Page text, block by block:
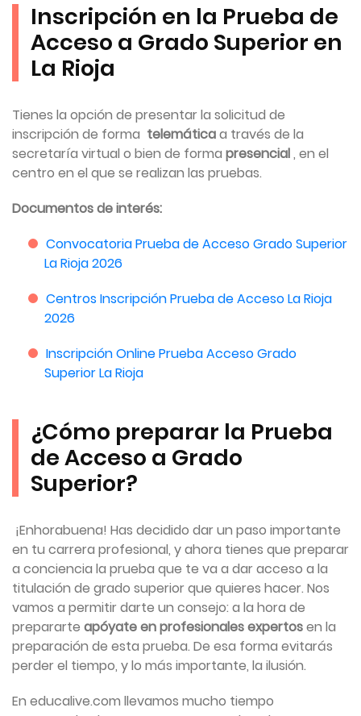
Inscripción en la Prueba de
Acceso a Grado Superior en
La Rioja
Tienes la opción de presentar la solicitud de
inscripción de forma telemáticaa través de la
secretaría virtual o bien de forma presencial, en el
centro en el que se realizan las pruebas.
Documentos de interés:
Convocatoria Prueba de Acceso Grado Superior
La Rioja 2026
Centros Inscripción Prueba de Acceso La Rioja
2026
Inscripción Online Prueba Acceso Grado
Superior La Rioja
¿Cómo preparar la Prueba
de Acceso a Grado
Superior?
¡Enhorabuena! Has decidido dar un paso importante
en tu carrera profesional, y ahora tienes que preparar
a conciencia la prueba que te va a dar acceso a la
titulación de grado superior que quieres hacer. Nos
vamos a permitir darte un consejo: a la hora de
prepararte apóyate en profesionales expertosen la
preparación de esta prueba. De esa forma evitarás
perder el tiempo, y lo más importante, la ilusión.
En educalive.com llevamos mucho tiempo